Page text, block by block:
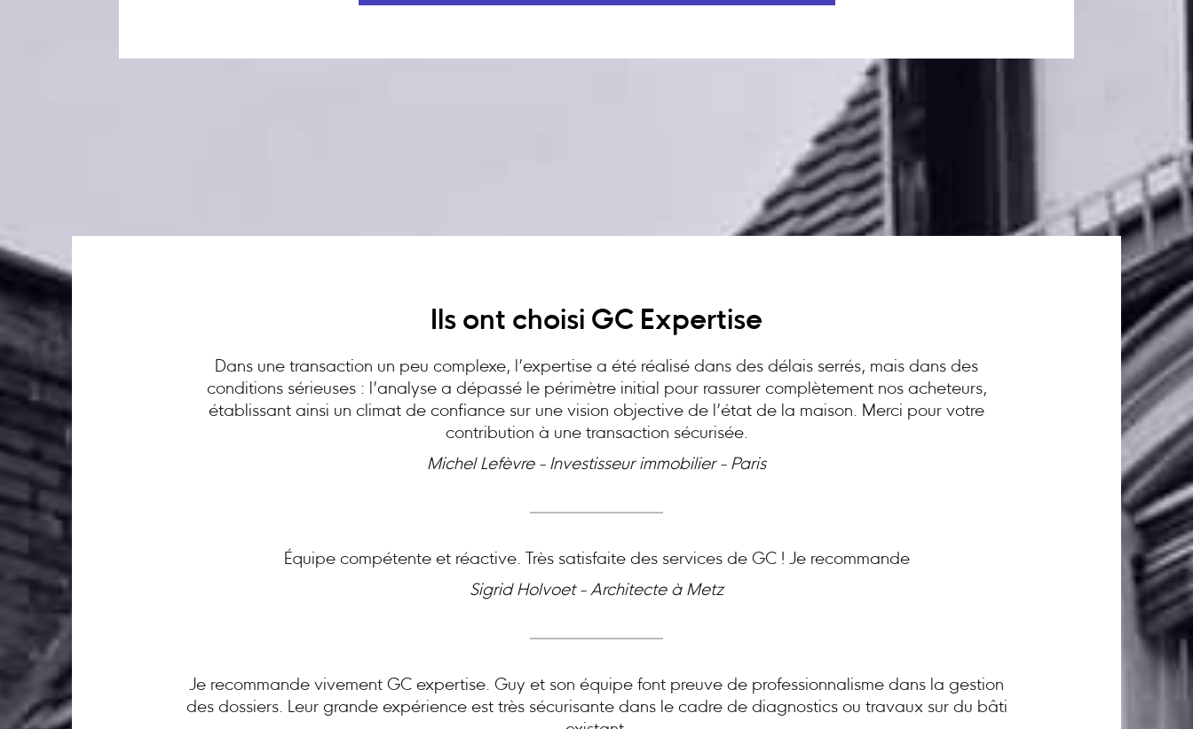
Ils ont choisi GC Expertise
Dans une transaction un peu complexe, l’expertise a été réalisé dans des délais serrés, mais dans des
conditions sérieuses : l’analyse a dépassé le périmètre initial pour rassurer complètement nos acheteurs,
établissant ainsi un climat de confiance sur une vision objective de l’état de la maison. Merci pour votre
contribution à une transaction sécurisée.
Michel Lefèvre - Investisseur immobilier - Paris
Équipe compétente et réactive. Très satisfaite des services de GC ! Je recommande
Sigrid Holvoet - Architecte à Metz
Je recommande vivement GC expertise. Guy et son équipe font preuve de professionnalisme dans la gestion
des dossiers. Leur grande expérience est très sécurisante dans le cadre de diagnostics ou travaux sur du bâti